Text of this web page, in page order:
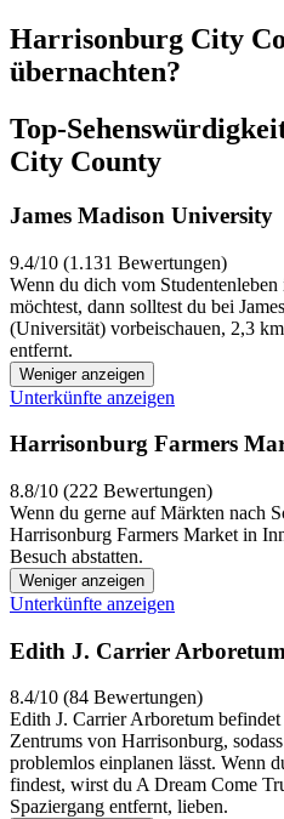
Harrisonburg City
übernachten?
Top-
City County
James Madison University
9.4/10 (1.131 Bewertungen)
Wenn du dich vom
möchtest, dann solltest du bei
(Universität) vorbeischauen, 2,3
entfernt.
Weniger anzeigen
Unterkünfte anzeigen
Harrisonburg Farmers
8.8/10 (222 Bewertungen)
Wenn du gerne auf Märkten nach
Harrisonburg Farmers Market in
Besuch abstatten.
Weniger anzeigen
Unterkünfte anzeigen
Edith J. Carrier Arboretum
8.4/10 (84 Bewertungen)
Edith J. Carrier Arboretum
Zentrums von Harrisonburg,
problemlos einplanen lässt. Wenn
findest, wirst du A Dream Come
Spaziergang entfernt, lieben.